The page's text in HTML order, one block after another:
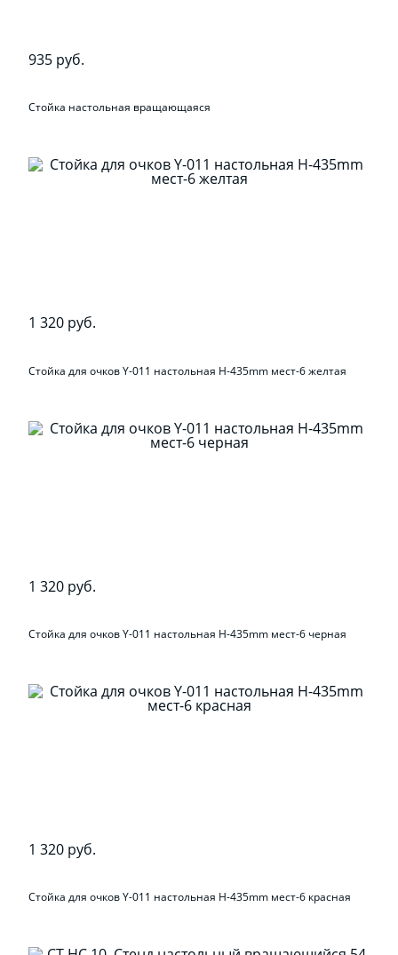
935 руб.
Стойка настольная вращающаяся
1 320 руб.
Стойка для очков Y-011 настольная H-435mm мест-6 желтая
1 320 руб.
Стойка для очков Y-011 настольная H-435mm мест-6 черная
1 320 руб.
Стойка для очков Y-011 настольная H-435mm мест-6 красная